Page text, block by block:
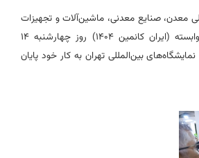
معدن، صنایع معدنی، ماشین‌آلات و تجهیزات
معدن، راهسازی و صنایع وابسته (ایران کانمین ۱۴۰۴) روز چهارشنبه ۱۴
دائمی نمایشگاه‌های بین‌المللی تهران به کار خود پایان